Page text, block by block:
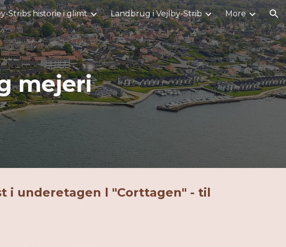
Skip to navigation
Stribs historie i glimt Landbrug i Vejlby-Strib More
mejeri
i underetagen l "Corttagen" - til